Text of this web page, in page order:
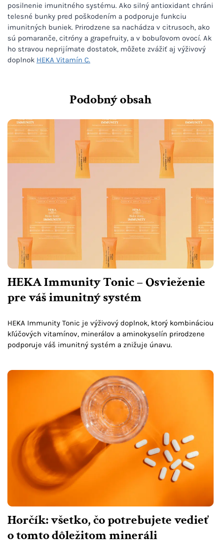
posilnenie imunitného systému. Ako silný antioxidant chráni
telesné bunky pred poškodením a podporuje funkciu
imunitných buniek. Prirodzene sa nachádza v citrusoch, ako
sú pomaranče, citróny a grapefruity, a v bobuľovom ovocí. Ak
ho stravou neprijímate dostatok, môžete zvážiť aj výživový
doplnok HEKA Vitamín C.
Podobný obsah
HEKA Immunity Tonic – Osvieženie
pre váš imunitný systém
HEKA Immunity Tonic je výživový doplnok, ktorý kombináciou
kľúčových vitamínov, minerálov a aminokyselín prirodzene
podporuje váš imunitný systém a znižuje únavu.
Horčík: všetko, čo potrebujete vedieť
o tomto dôležitom mineráli